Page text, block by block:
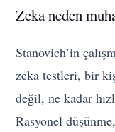
Zeka neden
Stanovich’in
zeka testleri, bir
değil, ne kadar
Rasyonel